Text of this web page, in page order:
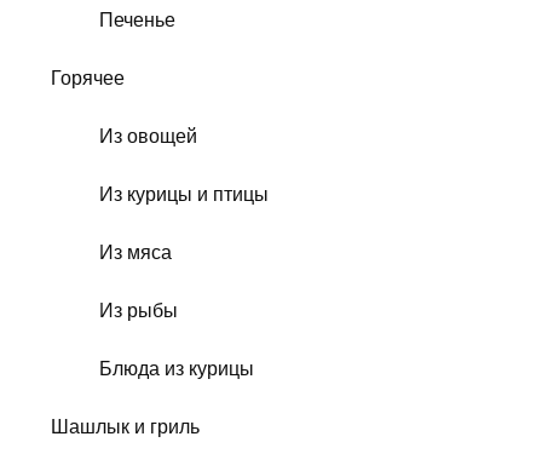
Печенье
Горячее
Из овощей
Из курицы и птицы
Из мяса
Из рыбы
Блюда из курицы
Шашлык и гриль